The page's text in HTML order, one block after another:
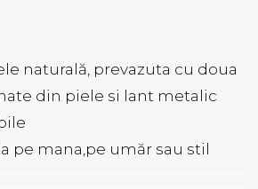
naturală, prevazuta cu doua
din piele si lant metalic
pe mana,pe umăr sau stil